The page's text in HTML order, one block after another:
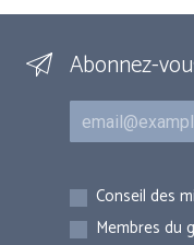
Abonnez-
Courriel
Inscriptions
Conseil des
Membres du